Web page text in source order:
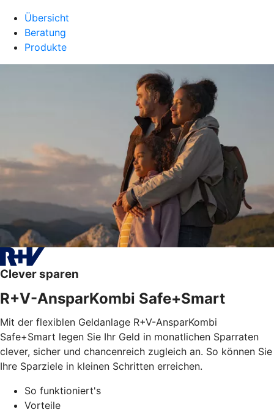
Übersicht
Beratung
Produkte
Clever sparen
R+V-AnsparKombi Safe+Smart
Mit der flexiblen Geldanlage R+V-AnsparKombi
Safe+Smart legen Sie Ihr Geld in monatlichen Sparraten
clever, sicher und chancenreich zugleich an. So können Sie
Ihre Sparziele in kleinen Schritten erreichen.
So funktioniert's
Vorteile